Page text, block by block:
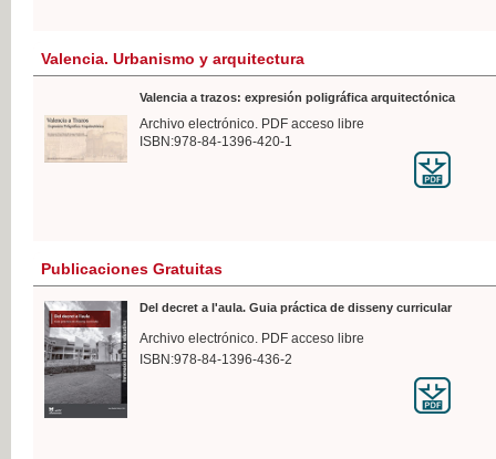
Valencia. Urbanismo y arquitectura
Valencia a trazos: expresión poligráfica arquitectónica
Archivo electrónico. PDF acceso libre
ISBN:978-84-1396-420-1
Publicaciones Gratuitas
Del decret a l'aula. Guia práctica de disseny curricular
Archivo electrónico. PDF acceso libre
ISBN:978-84-1396-436-2